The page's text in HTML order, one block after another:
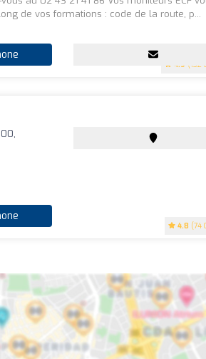
4.9 (132
de vos formations : code de la route, p...
4.8 (74